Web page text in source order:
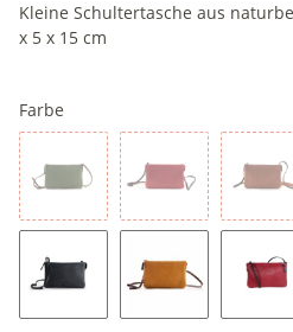
Kleine Schultertasche aus
x 5 x 15 cm
Farbe
olive rot